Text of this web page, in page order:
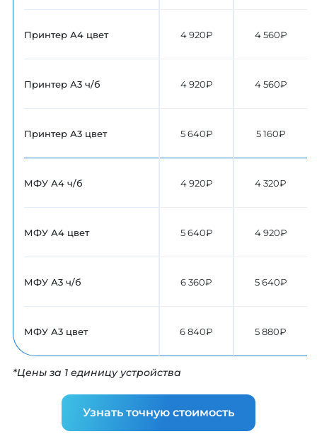
Принтер А4 цвет
Принтер А3 ч/б
Принтер А3 цвет
МФУ А4 ч/б
МФУ А4 цвет
МФУ А3 ч/б
МФУ А3 цвет
4 920₽
4 920₽
5 640₽
4 920₽
5 640₽
6 360₽
6 840₽
4 560₽
4 560₽
5 160₽
4 320₽
4 920₽
5 640₽
5 880₽
*Цены за 1 единицу устройства
Узнать точную стоимость